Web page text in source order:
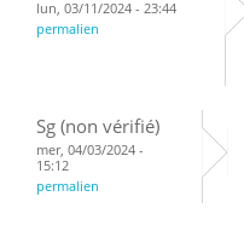
lun, 03/11/2024 - 23:44
permalien
Sg (non vérifié)
mer, 04/03/2024 -
15:12
permalien